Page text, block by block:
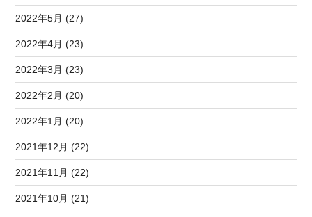
2022年5月 (27)
2022年4月 (23)
2022年3月 (23)
2022年2月 (20)
2022年1月 (20)
2021年12月 (22)
2021年11月 (22)
2021年10月 (21)